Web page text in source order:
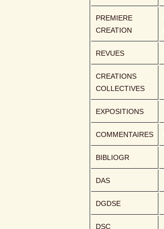
PREMIERE
CREATION
REVUES
CREATIONS
COLLECTIVES
EXPOSITIONS
COMMENTAIRES
BIBLIOGR
DAS
DGDSE
DSC